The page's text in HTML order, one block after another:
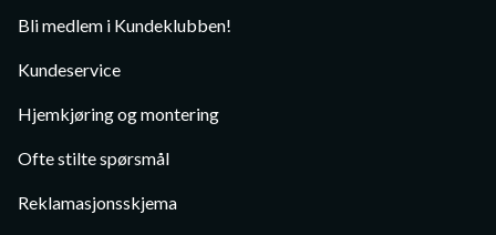
Bli medlem i Kundeklubben!
Kundeservice
Hjemkjøring og montering
Ofte stilte spørsmål
Reklamasjonsskjema